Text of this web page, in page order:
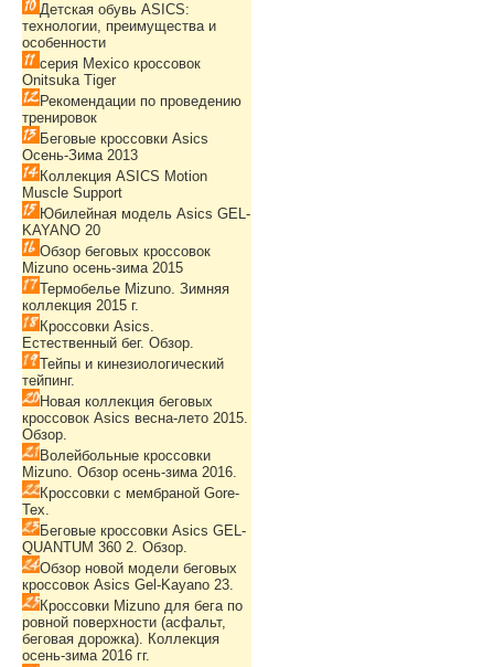
Детская обувь ASICS:
технологии, преимущества и
особенности
серия Mexico кроссовок
Onitsuka Tiger
Рекомендации по проведению
тренировок
Беговые кроссовки Asics
Осень-Зима 2013
Коллекция ASICS Motion
Muscle Support
Юбилейная модель Asics GEL-
KAYANO 20
Обзор беговых кроссовок
Mizuno осень-зима 2015
Термобелье Mizuno. Зимняя
коллекция 2015 г.
Кроссовки Asics.
Естественный бег. Обзор.
Тейпы и кинезиологический
тейпинг.
Новая коллекция беговых
кроссовок Asics весна-лето 2015.
Обзор.
Волейбольные кроссовки
Mizuno. Обзор осень-зима 2016.
Кроссовки с мембраной Gore-
Tex.
Беговые кроссовки Asics GEL-
QUANTUM 360 2. Обзор.
Обзор новой модели беговых
кроссовок Asics Gel-Kayano 23.
Кроссовки Mizuno для бега по
ровной поверхности (асфальт,
беговая дорожка). Коллекция
осень-зима 2016 гг.